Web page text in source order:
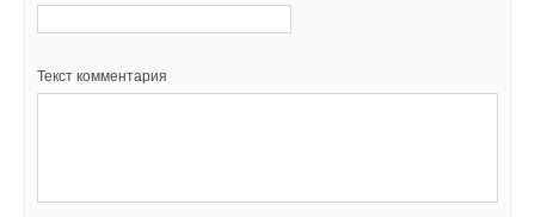
Текст комментария